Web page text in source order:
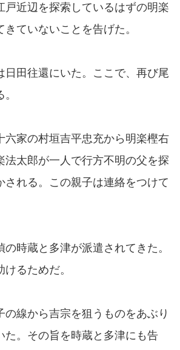
戸近辺を探索しているはずの明楽
ていないことを告げた。
日田往還にいた。ここで、再び尾
六家の村垣吉平忠充から明楽樫右
法太郎が一人で行方不明の父を探
される。この親子は連絡をつけて
時蔵と多津が派遣されてきた。
るためだ。
の線から吉宗を狙うものをあぶり
た。その旨を時蔵と多津にも告